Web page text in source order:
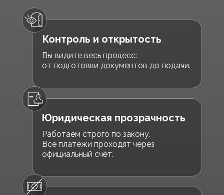
Вы видите весь процесс:
от подготовки документов до подачи.
Контроль и открытость
Работаем строго по закону.
Все платежи проходят через
официальный счёт.
Юридическая прозрачность